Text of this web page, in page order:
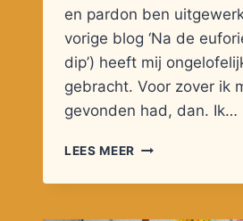
en pardon ben
vorige blog ‘Na de
dip’) heeft mij
gebracht. Voor zover ik
gevonden had, dan. Ik…
LEES MEER